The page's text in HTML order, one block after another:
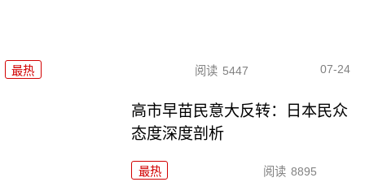
最热 阅读 5447 07-24
高市早苗民意大反转：日本民众
态度深度剖析
最热 阅读 8895